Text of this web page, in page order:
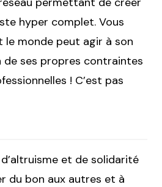
hyper complet. Vous
le monde peut agir à son
de ses propres contraintes
! C’est pas
et de solidarité
du bon aux autres et à